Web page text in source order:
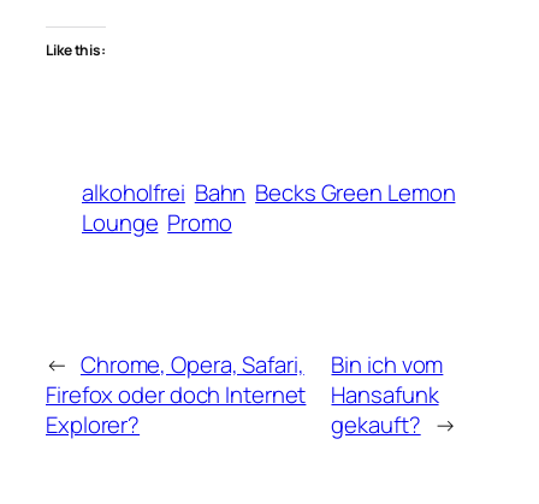
Like this:
alkoholfrei Bahn Becks Green Lemon
Lounge Promo
← Chrome, Opera, Safari,
Firefox oder doch Internet
Explorer?
Bin ich vom
Hansafunk
gekauft? →